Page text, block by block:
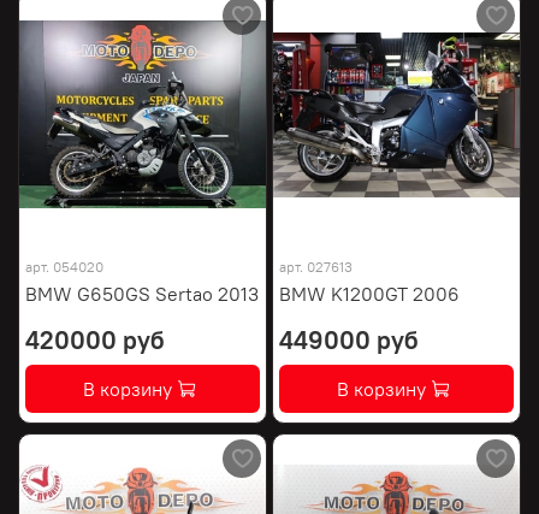
арт. 054020
BMW G650GS Sertao 2013
420000 руб
В корзину
арт. 027613
BMW K1200GT 2006
449000 руб
В корзину